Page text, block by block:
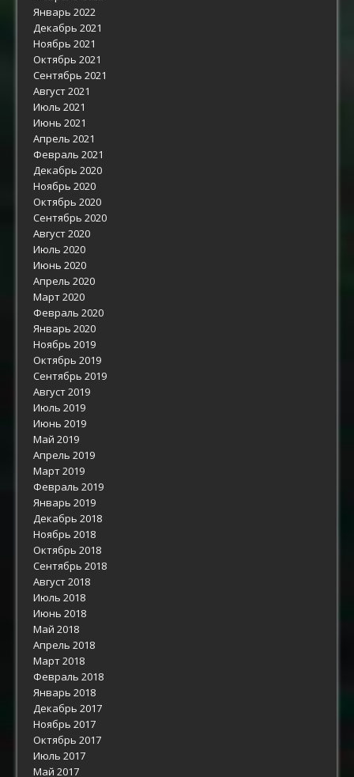
Январь 2022
Декабрь 2021
Ноябрь 2021
Октябрь 2021
Сентябрь 2021
Август 2021
Июль 2021
Июнь 2021
Апрель 2021
Февраль 2021
Декабрь 2020
Ноябрь 2020
Октябрь 2020
Сентябрь 2020
Август 2020
Июль 2020
Июнь 2020
Апрель 2020
Март 2020
Февраль 2020
Январь 2020
Ноябрь 2019
Октябрь 2019
Сентябрь 2019
Август 2019
Июль 2019
Июнь 2019
Май 2019
Апрель 2019
Март 2019
Февраль 2019
Январь 2019
Декабрь 2018
Ноябрь 2018
Октябрь 2018
Сентябрь 2018
Август 2018
Июль 2018
Июнь 2018
Май 2018
Апрель 2018
Март 2018
Февраль 2018
Январь 2018
Декабрь 2017
Ноябрь 2017
Октябрь 2017
Июль 2017
Май 2017